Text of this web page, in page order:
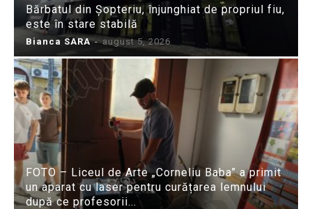
Bărbatul din Șopteriu, înjunghiat de propriul fiu,
este în stare stabilă
Bianca SARA - august 5, 2026
FOTO – Liceul de Arte „Corneliu Baba” a primit
un aparat cu laser pentru curățarea lemnului
după ce profesorii...